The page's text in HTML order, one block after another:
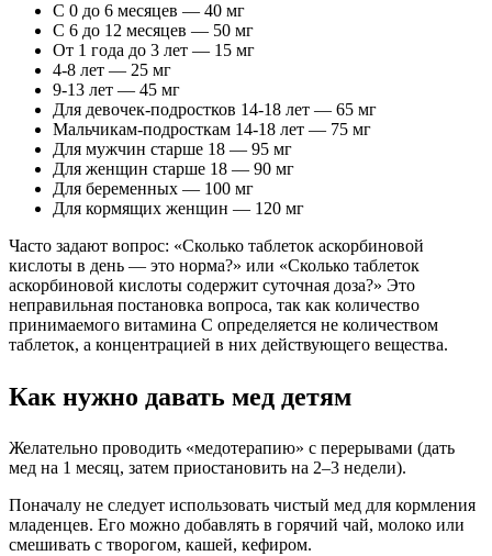
С 0 до 6 месяцев — 40 мг
С 6 до 12 месяцев — 50 мг
От 1 года до 3 лет — 15 мг
4-8 лет — 25 мг
9-13 лет — 45 мг
Для девочек-подростков 14-18 лет — 65 мг
Мальчикам-подросткам 14-18 лет — 75 мг
Для мужчин старше 18 — 95 мг
Для женщин старше 18 — 90 мг
Для беременных — 100 мг
Для кормящих женщин — 120 мг
Часто задают вопрос: «Сколько таблеток аскорбиновой
кислоты в день — это норма?» или «Сколько таблеток
аскорбиновой кислоты содержит суточная доза?» Это
неправильная постановка вопроса, так как количество
принимаемого витамина С определяется не количеством
таблеток, а концентрацией в них действующего вещества.
Как нужно давать мед детям
Желательно проводить «медотерапию» с перерывами (дать
мед на 1 месяц, затем приостановить на 2–3 недели).
Поначалу не следует использовать чистый мед для кормления
младенцев. Его можно добавлять в горячий чай, молоко или
смешивать с творогом, кашей, кефиром.